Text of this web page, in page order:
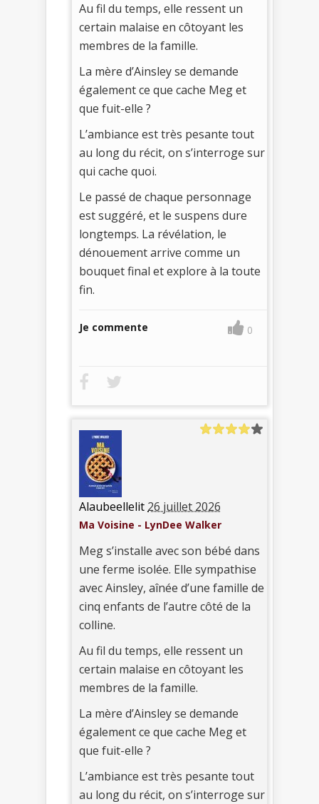
Au fil du temps, elle ressent un
certain malaise en côtoyant les
membres de la famille.
La mère d’Ainsley se demande
également ce que cache Meg et
que fuit-elle ?
L’ambiance est très pesante tout
au long du récit, on s’interroge sur
qui cache quoi.
Le passé de chaque personnage
est suggéré, et le suspens dure
longtemps. La révélation, le
dénouement arrive comme un
bouquet final et explore à la toute
fin.
Je commente 0
Alaubeellelit 26 juillet 2026
Ma Voisine - LynDee Walker
Meg s’installe avec son bébé dans
une ferme isolée. Elle sympathise
avec Ainsley, aînée d’une famille de
cinq enfants de l’autre côté de la
colline.
Au fil du temps, elle ressent un
certain malaise en côtoyant les
membres de la famille.
La mère d’Ainsley se demande
également ce que cache Meg et
que fuit-elle ?
L’ambiance est très pesante tout
au long du récit, on s’interroge sur